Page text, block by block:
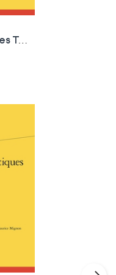
Les Nuits Attiques Tome 3 : Livres Xiv-xx